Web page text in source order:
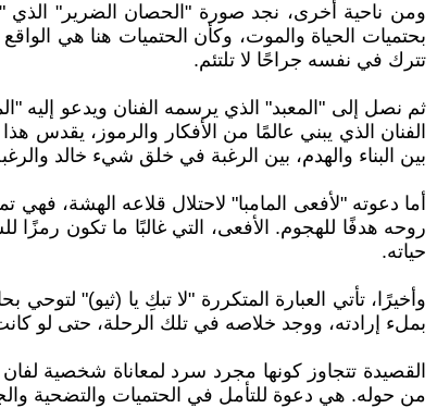
ومن ناحية أخرى، نجد صورة "الحصان الضرير" الذي
بحتميات الحياة والموت، وكأن الحتميات هنا هي
تترك في نفسه جراحًا لا تلتئم.
ثم نصل إلى "المعبد" الذي يرسمه الفنان ويدعو إليه
الفنان الذي يبني عالمًا من الأفكار والرموز، يقدس
بين البناء والهدم، بين الرغبة في خلق شيء خالد
أما دعوته "لأفعى المامبا" لاحتلال قلاعه الهشة،
روحه هدفًا للهجوم. الأفعى، التي غالبًا ما تكون رمزًا
حياته.
وأخيرًا، تأتي العبارة المتكررة "لا تبكِ يا (ثيو)"
بملء إرادته، ووجد خلاصه في تلك الرحلة، حتى لو كانت
القصيدة تتجاوز كونها مجرد سرد لمعاناة شخصية
من حوله. هي دعوة للتأمل في الحتميات والتضحية